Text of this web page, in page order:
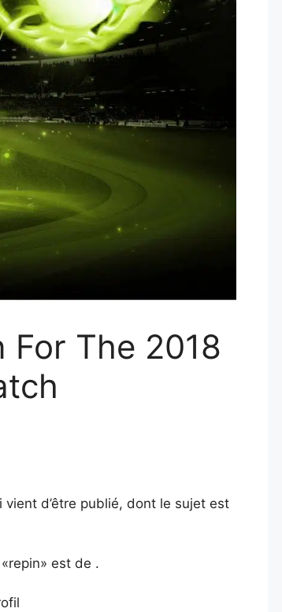
For The 2018
d’être publié, dont le sujet est
est de .